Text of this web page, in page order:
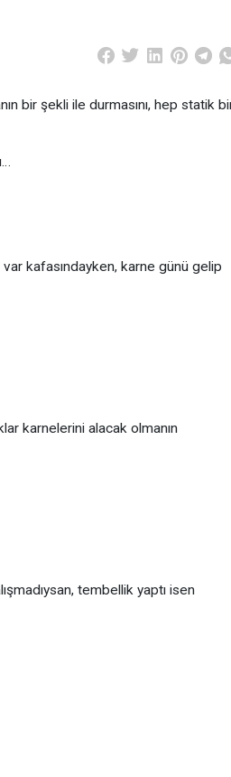
bir şekli ile durmasını, hep statik
var kafasındayken, karne günü gelip
karnelerini alacak olmanın
tembellik yaptı isen